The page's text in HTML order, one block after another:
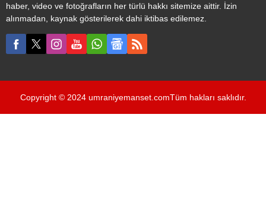
haber, video ve fotoğrafların her türlü hakkı sitemize aittir. İzin
alınmadan, kaynak gösterilerek dahi iktibas edilemez.
Copyright © 2024 umraniyemanset.comTüm hakları saklıdır.